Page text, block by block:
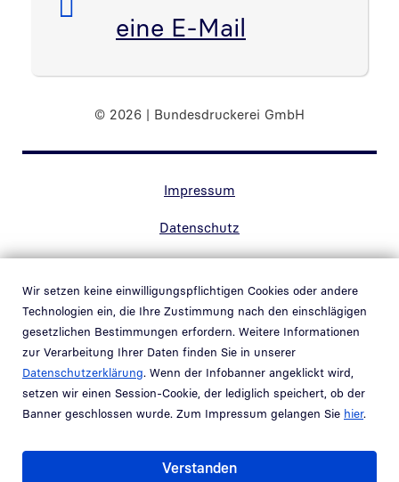
Wir setzen keine einwilligungspflichtigen Cookies oder andere
Technologien ein, die Ihre Zustimmung nach den einschlägigen
gesetzlichen Bestimmungen erfordern. Weitere Informationen
zur Verarbeitung Ihrer Daten finden Sie in unserer
Datenschutzerklärung. Wenn der Infobanner angeklickt wird,
setzen wir einen Session-Cookie, der lediglich speichert, ob der
Banner geschlossen wurde. Zum Impressum gelangen Sie hier.
Verstanden
eine E-Mail
© 2026 | Bundesdruckerei GmbH
Impressum
Datenschutz
Barrierefreiheit
Hinweisgebersystem
Link in neuem Fenster öffnen
Schwachstellenmeldung